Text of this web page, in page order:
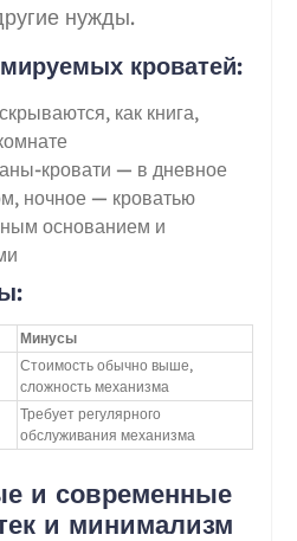
нужды.
кроватей:
как книга,
кровати — в дневное
ночное — кроватью
основанием и
Минусы
Стоимость обычно выше,
сложность механизма
Требует регулярного
обслуживания механизма
и современные
и минимализм